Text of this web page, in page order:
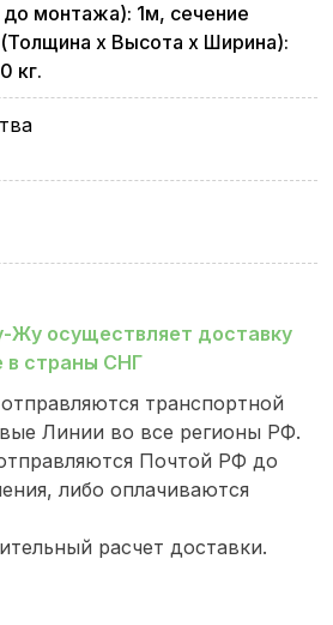
монтажа): 1м, сечение
х Высота х Ширина):
кг.
осуществляет доставку
в страны СНГ
транспортной
Линии во все регионы РФ.
Почтой РФ до
либо оплачиваются
расчет доставки.